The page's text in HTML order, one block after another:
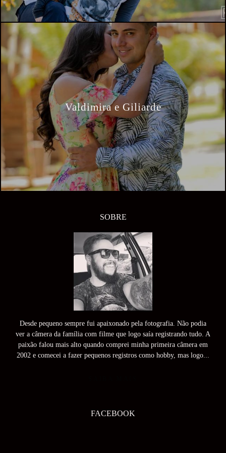
Valdimira e Giliarde
SOBRE
Desde pequeno sempre fui apaixonado pela fotografia. Não podia
ver a câmera da família com filme que logo saía registrando tudo. A
paixão falou mais alto quando comprei minha primeira câmera em
2002 e comecei a fazer pequenos registros como hobby, mas logo...
FACEBOOK